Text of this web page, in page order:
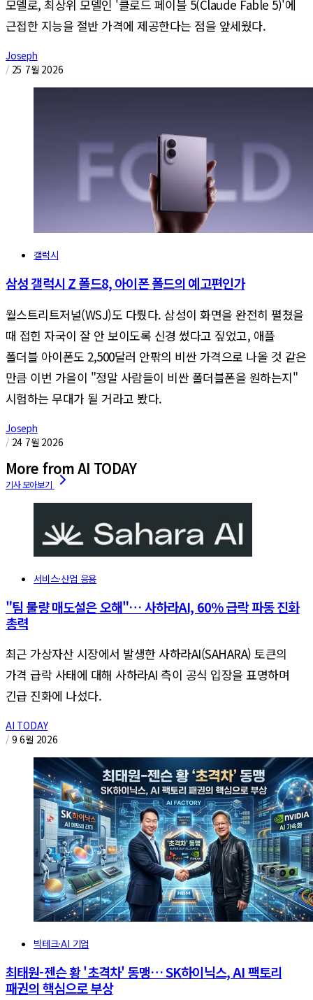
모델로, 최상위 모델인 '클로드 페이블 5(Claude Fable 5)'에
근접한 지능을 절반 가격에 제공한다는 점을 앞세웠다.
Joseph
/ 25 7월 2026
갤럭시
삼성 갤럭시 Z 폴드8, 아이폰 폴드의 예고편인가
월스트리트저널(WSJ)도 다뤘다. 삼성이 화면을 완전히 펼쳤을
때 접힌 자국이 잘 안 보이도록 신경 썼다고 짚었고, 애플
폴더블 아이폰도 2,500달러 안팎의 비싼 가격으로 나올 것 같은
만큼 이번 가을이 "정말 사람들이 비싼 폴더블폰을 원하는지"
시험하는 무대가 될 거라고 봤다.
Joseph
/ 24 7월 2026
More from AI TODAY
서비스·산업 응용
"팀 물량 매도설은 오해"… 사하라AI, 60% 급락 파동 진화
총력
최근 가상자산 시장에서 발생한 사하라AI(SAHARA) 토큰의
가격 급락 사태에 대해 사하라AI 측이 공식 입장을 표명하며
긴급 진화에 나섰다.
AI TODAY
/ 9 6월 2026
빅테크·AI 기업
최태원-젠슨 황 '초격차' 동맹… SK하이닉스, AI 팩토리
패권의 핵심으로 부상